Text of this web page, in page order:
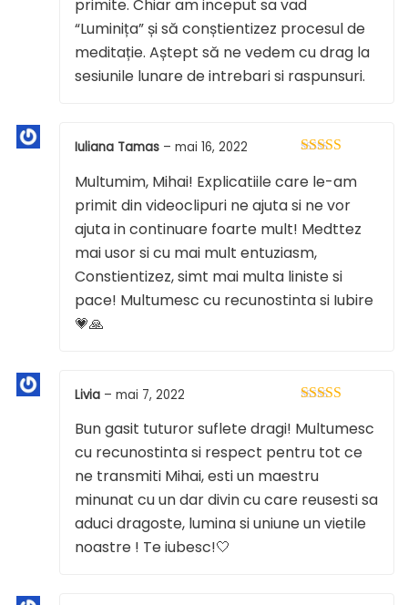
primite. Chiar am inceput sa vad
“Luminița” și să conștientizez procesul de
meditație. Aștept să ne vedem cu drag la
sesiunile lunare de intrebari si raspunsuri.
din 5
Iuliana Tamas – mai 16, 2022
Multumim, Mihai! Explicatiile care le-am
primit din videoclipuri ne ajuta si ne vor
ajuta in continuare foarte mult! Medttez
mai usor si cu mai mult entuziasm,
Constientizez, simt mai multa liniste si
pace! Multumesc cu recunostinta si Iubire
💗🙏
din 5
Livia – mai 7, 2022
Bun gasit tuturor suflete dragi! Multumesc
cu recunostinta si respect pentru tot ce
ne transmiti Mihai, esti un maestru
minunat cu un dar divin cu care reusesti sa
aduci dragoste, lumina si uniune un vietile
noastre ! Te iubesc!🤍